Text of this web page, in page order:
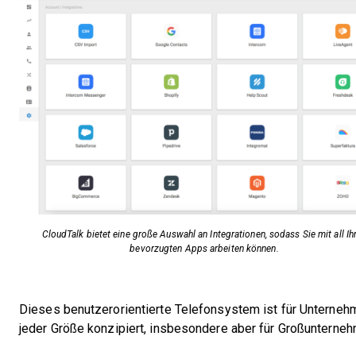
CloudTalk bietet eine große Auswahl an Integrationen, sodass Sie mit all
bevorzugten Apps arbeiten können.
Dieses benutzerorientierte Telefonsystem ist für
jeder Größe konzipiert, insbesondere aber für